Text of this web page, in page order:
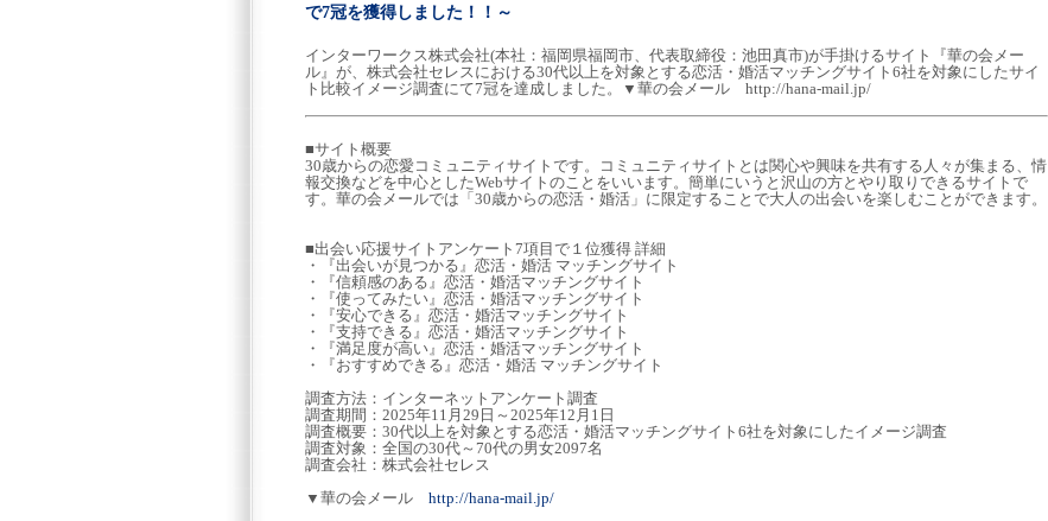
で7冠を獲得しました！！～
インターワークス株式会社(本社：福岡県福岡市、代表取締役：池田真市)が手掛けるサイト『華の会メー
ル』が、株式会社セレスにおける30代以上を対象とする恋活・婚活マッチングサイト6社を対象にしたサイ
ト比較イメージ調査にて7冠を達成しました。▼華の会メール http://hana-mail.jp/
■サイト概要
30歳からの恋愛コミュニティサイトです。コミュニティサイトとは関心や興味を共有する人々が集まる、情
報交換などを中心としたWebサイトのことをいいます。簡単にいうと沢山の方とやり取りできるサイトで
す。華の会メールでは「30歳からの恋活・婚活」に限定することで大人の出会いを楽しむことができます。
■出会い応援サイトアンケート7項目で１位獲得 詳細
・『出会いが見つかる』恋活・婚活 マッチングサイト
・『信頼感のある』恋活・婚活マッチングサイト
・『使ってみたい』恋活・婚活マッチングサイト
・『安心できる』恋活・婚活マッチングサイト
・『支持できる』恋活・婚活マッチングサイト
・『満足度が高い』恋活・婚活マッチングサイト
・『おすすめできる』恋活・婚活 マッチングサイト
調査方法：インターネットアンケート調査
調査期間：2025年11月29日～2025年12月1日
調査概要：30代以上を対象とする恋活・婚活マッチングサイト6社を対象にしたイメージ調査
調査対象：全国の30代～70代の男女2097名
調査会社：株式会社セレス
▼華の会メール http://hana-mail.jp/